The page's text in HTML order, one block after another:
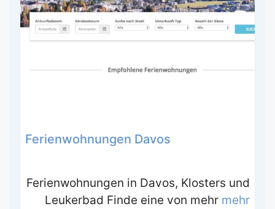
Ferienwohnungen Davos
Ferienwohnungen in Davos, Klosters und
Leukerbad Finde eine von mehr mehr